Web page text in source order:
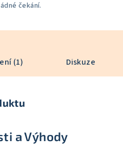
čekání.
(1) Diskuze
a Výhody